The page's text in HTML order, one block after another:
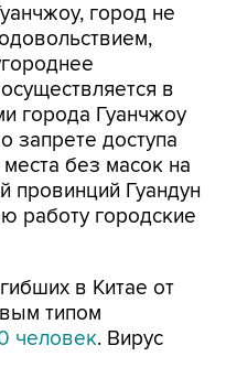
город не
в
города Гуанчжоу
запрете доступа
без масок на
провинций Гуандун
работу городские
в Китае от
типом
человек. Вирус